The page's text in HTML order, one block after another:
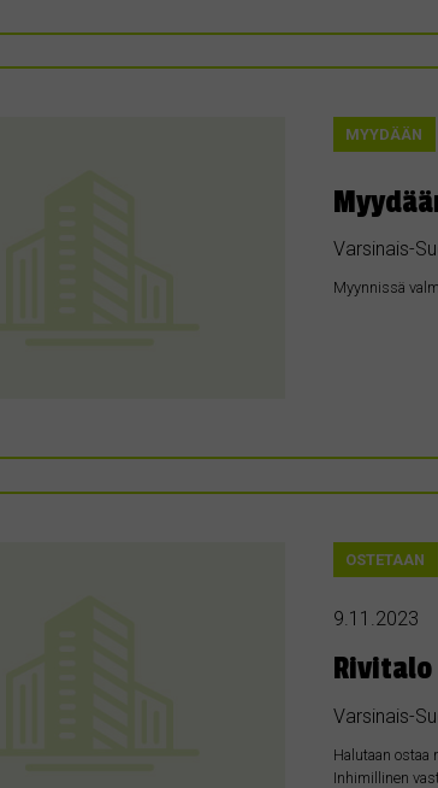
MYYDÄÄN
Varsinais-
Myynnissä
OSTETAAN
9.11.2023
Varsinais-
Halutaan ostaa
Inhimillinen